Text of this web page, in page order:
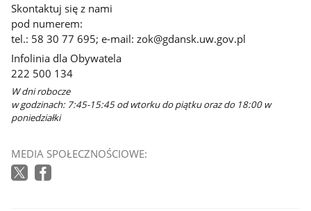
Skontaktuj się z nami
pod numerem:
tel.: 58 30 77 695; e-mail: zok@gdansk.uw.gov.pl
Infolinia dla Obywatela
222 500 134
W dni robocze
w godzinach: 7:45-15:45 od wtorku do piątku oraz do 18:00 w
poniedziałki
MEDIA SPOŁECZNOŚCIOWE: